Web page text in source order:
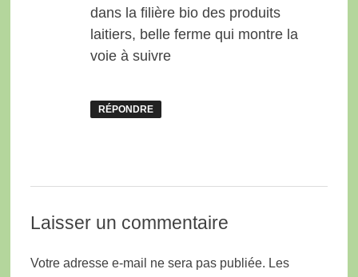
dans la filière bio des produits
laitiers, belle ferme qui montre la
voie à suivre
RÉPONDRE
Laisser un commentaire
Votre adresse e-mail ne sera pas publiée. Les